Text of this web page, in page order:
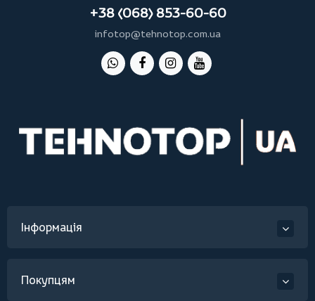
+38 (068) 853-60-60
infotop@tehnotop.com.ua
Інформація
Покупцям